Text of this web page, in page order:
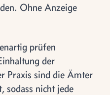
Ohne Anzeige
prüfen
der
Praxis sind die Ämter
sodass nicht jede